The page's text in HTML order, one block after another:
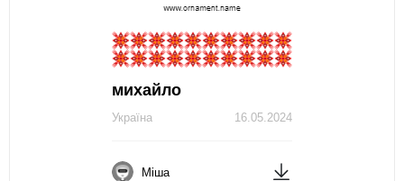
михайло
16.05.2024
Україна
Міша